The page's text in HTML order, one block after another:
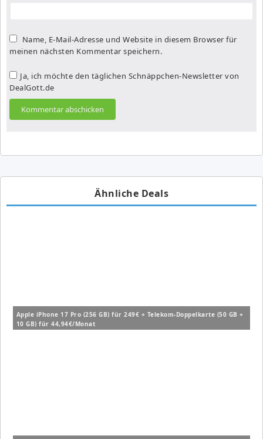
Name, E-Mail-Adresse und Website in diesem Browser für
meinen nächsten Kommentar speichern.
Ja, ich möchte den täglichen Schnäppchen-Newsletter von
DealGott.de
Ähnliche Deals
Apple iPhone 17 Pro (256 GB) für 249€ + Telekom-Doppelkarte (50 GB +
10 GB) für 44,94€/Monat